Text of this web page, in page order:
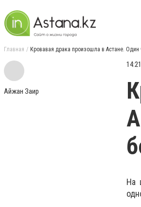
Главная Кровавая драка произошла в Астане. Один
Айжан Заир
На